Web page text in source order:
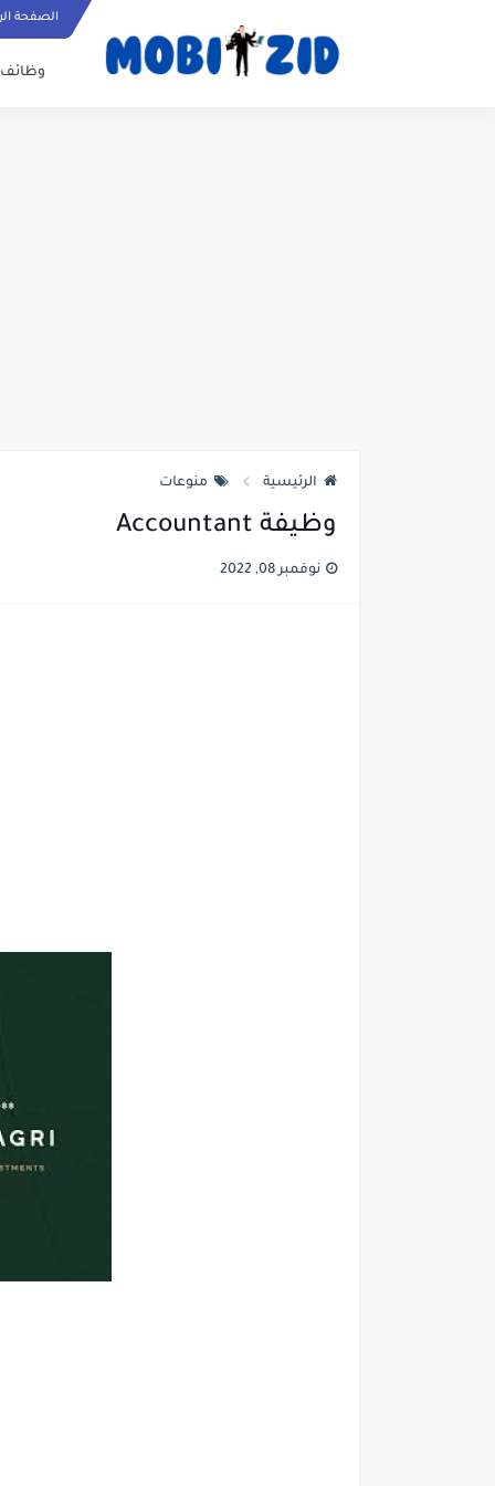
الصفحة
وظائف
الرئيسية منوعات
وظيفة Accountant
نوفمبر 08, 2022